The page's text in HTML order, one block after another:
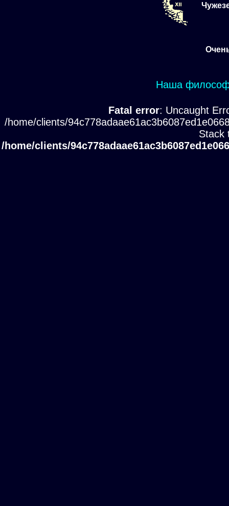
Наша
Fatal error: Uncaught
/home/clients/
Stack
/home/clients/